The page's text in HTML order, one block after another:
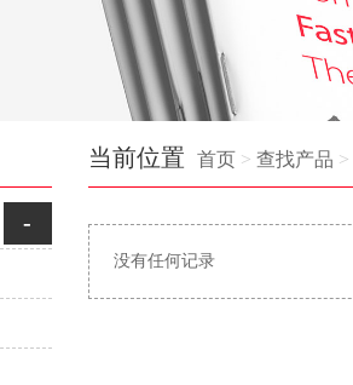
当前位置 首页> 查找产品 >
没有任何记录
-